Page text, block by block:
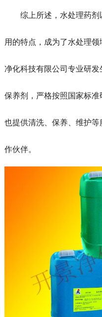
综上所述，水处理药剂
用的特点，成为了水处理
净化科技有限公司专业研发
保养剂，严格按照国家标
也提供清洗、保养、维护
作伙伴。